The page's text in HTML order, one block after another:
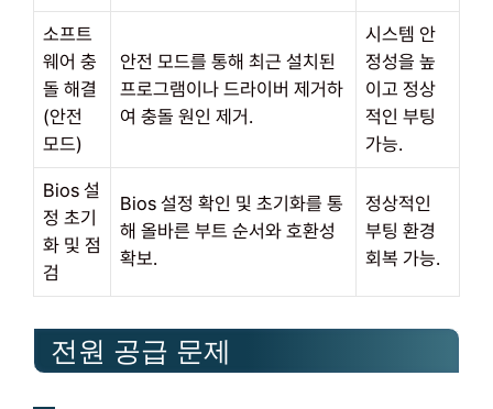
소프트
웨어 충
돌 해결
(안전
모드)
안전 모드를 통해 최근 설치된
프로그램이나 드라이버 제거하
여 충돌 원인 제거.
시스템 안
정성을 높
이고 정상
적인 부팅
가능.
Bios 설
정 초기
화 및 점
검
Bios 설정 확인 및 초기화를 통
해 올바른 부트 순서와 호환성
확보.
정상적인
부팅 환경
회복 가능.
전원 공급 문제